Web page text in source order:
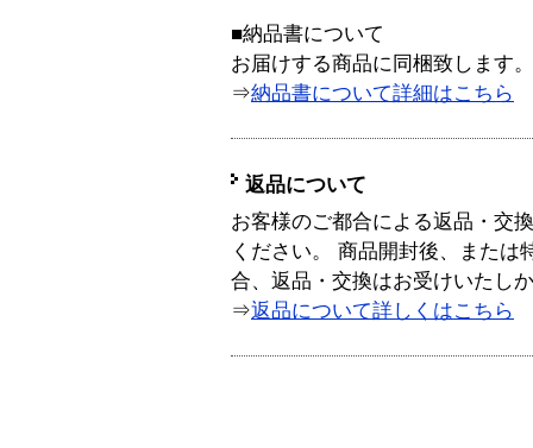
■納品書について
お届けする商品に同梱致します。
⇒納品書について詳細はこちら
返品について
お客様のご都合による返品・交
ください。 商品開封後、または
合、返品・交換はお受けいたし
⇒返品について詳しくはこちら